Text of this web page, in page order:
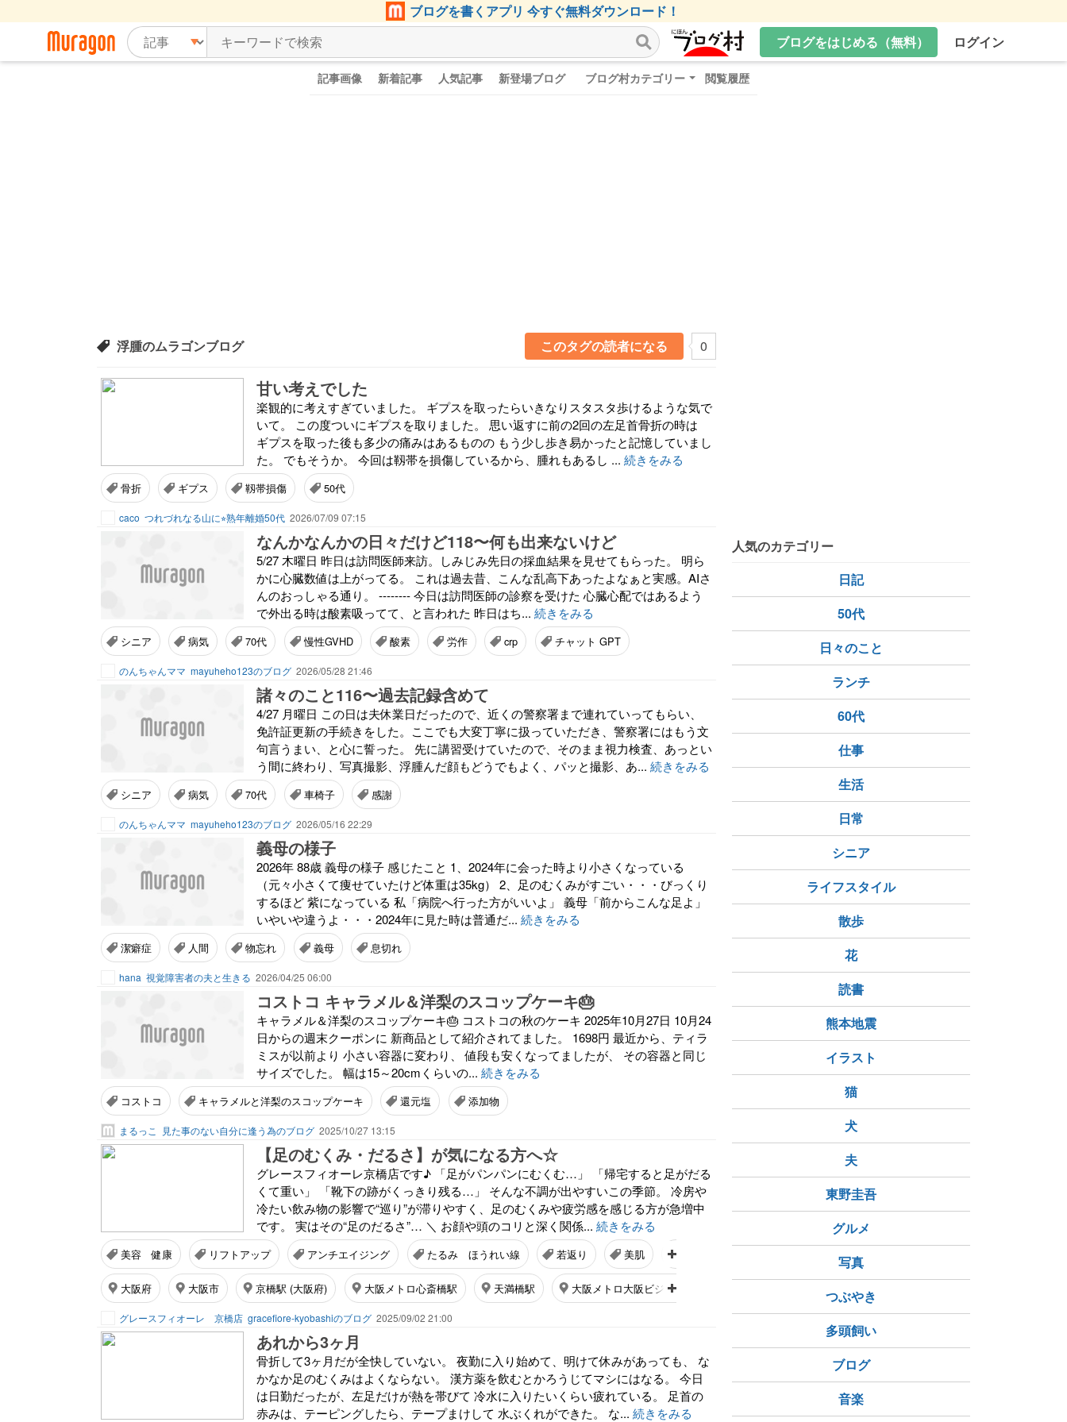
ブログを書くアプリ 今すぐ無料ダウンロード！
ブログをはじめる（無料）
ログイン
記事画像 新着記事 人気記事 新登場ブログ ブログ村カテゴリー 閲覧履歴
浮腫のムラゴンブログ このタグの読者になる 0
甘い考えでした
楽観的に考えすぎていました。 ギプスを取ったらいきなりスタスタ歩けるような気で
いて。 この度ついにギプスを取りました。 思い返すに前の2回の左足首骨折の時は
ギプスを取った後も多少の痛みはあるものの もう少し歩き易かったと記憶していまし
た。 でもそうか。 今回は靱帯を損傷しているから、腫れもあるし ... 続きをみる
骨折 ギプス 靱帯損傷 50代
caco つれづれなる山に⭐︎熟年離婚50代 2026/07/09 07:15
なんかなんかの日々だけど118〜何も出来ないけど
5/27 木曜日 昨日は訪問医師来訪。しみじみ先日の採血結果を見せてもらった。 明ら
かに心臓数値は上がってる。 これは過去昔、こんな乱高下あったよなぁと実感。AIさ
んのおっしゃる通り。 -------- 今日は訪問医師の診察を受けた 心臓心配ではあるよう
で外出る時は酸素吸ってて、と言われた 昨日はち... 続きをみる
シニア 病気 70代 慢性GVHD 酸素 労作 crp チャット GPT
のんちゃんママ mayuheho123のブログ 2026/05/28 21:46
諸々のこと116〜過去記録含めて
4/27 月曜日 この日は夫休業日だったので、近くの警察署まで連れていってもらい、
免許証更新の手続きをした。ここでも大変丁寧に扱っていただき、警察署にはもう文
句言うまい、と心に誓った。 先に講習受けていたので、そのまま視力検査、あっとい
う間に終わり、写真撮影、浮腫んだ顔もどうでもよく、パッと撮影、あ... 続きをみる
シニア 病気 70代 車椅子 感謝
のんちゃんママ mayuheho123のブログ 2026/05/16 22:29
義母の様子
2026年 88歳 義母の様子 感じたこと 1、2024年に会った時より小さくなっている
（元々小さくて痩せていたけど体重は35kg） 2、足のむくみがすごい・・・びっくり
するほど 紫になっている 私「病院へ行った方がいいよ」 義母「前からこんな足よ」
いやいや違うよ・・・2024年に見た時は普通だ... 続きをみる
潔癖症 人間 物忘れ 義母 息切れ
hana 視覚障害者の夫と生きる 2026/04/25 06:00
コストコ キャラメル＆洋梨のスコップケーキ🎂
キャラメル＆洋梨のスコップケーキ🎂 コストコの秋のケーキ 2025年10月27日 10月24
日からの週末クーポンに 新商品として紹介されてました。 1698円 最近から、ティラ
ミスが以前より 小さい容器に変わり、 値段も安くなってましたが、 その容器と同じ
サイズでした。 幅は15～20cmくらいの... 続きをみる
コストコ キャラメルと洋梨のスコップケーキ 還元塩 添加物
まるっこ 見た事のない自分に逢う為のブログ 2025/10/27 13:15
【足のむくみ・だるさ】が気になる方へ☆
グレースフィオーレ京橋店です♪ 「足がパンパンにむくむ…」 「帰宅すると足がだる
くて重い」 「靴下の跡がくっきり残る…」 そんな不調が出やすいこの季節。 冷房や
冷たい飲み物の影響で“巡り”が滞りやすく、足のむくみや疲労感を感じる方が急増中
です。 実はその“足のだるさ”… ＼ お顔や頭のコリと深く関係... 続きをみる
美容 健康 リフトアップ アンチエイジング たるみ ほうれい線 若返り 美肌 アラフィフ
大阪府 大阪市 京橋駅 (大阪府) 大阪メトロ心斎橋駅 天満橋駅 大阪メトロ大阪ビジネスパーク駅 森ノ宮駅
グレースフィオーレ 京橋店 gracefiore-kyobashiのブログ 2025/09/02 21:00
あれから3ヶ月
骨折して3ヶ月だが全快していない。 夜勤に入り始めて、明けて休みがあっても、 な
かなか足のむくみはよくならない。 漢方薬を飲むとかろうじてマシにはなる。 今日
は日勤だったが、左足だけが熱を帯びて 冷水に入りたいくらい疲れている。 足首の
赤みは、テーピングしたら、テープまけして 水ぶくれができた。 な... 続きをみる
人気のカテゴリー
日記
50代
日々のこと
ランチ
60代
仕事
生活
日常
シニア
ライフスタイル
散歩
花
読書
熊本地震
イラスト
猫
犬
夫
東野圭吾
グルメ
写真
つぶやき
多頭飼い
ブログ
音楽